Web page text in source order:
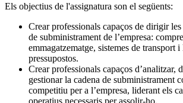
Els objectius de l'assignatura son el següents:
Crear professionals capaços de dirigir les
de subministrament de l’empresa:
emmagatzematge, sistemes de transport i
pressupostos.
Crear professionals capaços d’analitzar,
gestionar la cadena de subministrament
competitiu per a l’empresa, liderant els